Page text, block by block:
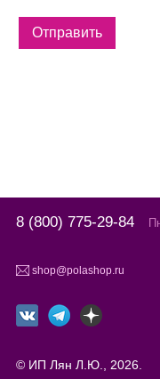
8 (800) 775-29-84
shop@polashop.ru
© ИП Лян Л.Ю., 2026.